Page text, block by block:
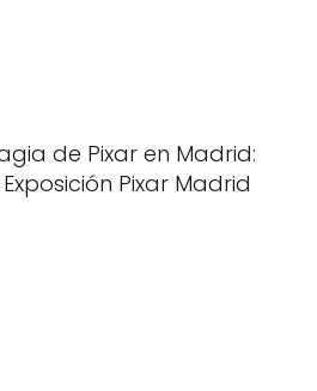
de Pixar en Madrid:
Pixar Madrid